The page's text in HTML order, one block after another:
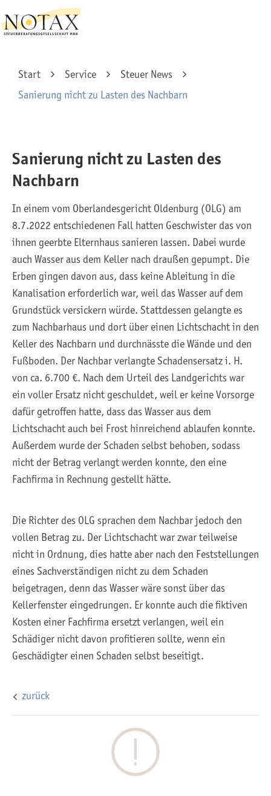
Start Service
Steuer News
Sanierung nicht zu Lasten des Nachbarn
Sanierung nicht zu Lasten des
Nachbarn
In einem vom Oberlandesgericht Oldenburg (OLG) am
8.7.2022 entschiedenen Fall hatten Geschwister das von
ihnen geerbte Elternhaus sanieren lassen. Dabei wurde
auch Wasser aus dem Keller nach draußen gepumpt. Die
Erben gingen davon aus, dass keine Ableitung in die
Kanalisation erforderlich war, weil das Wasser auf dem
Grundstück versickern würde. Stattdessen gelangte es
zum Nachbarhaus und dort über einen Lichtschacht in den
Keller des Nachbarn und durchnässte die Wände und den
Fußboden. Der Nachbar verlangte Schadensersatz i. H.
von ca. 6.700 €. Nach dem Urteil des Landgerichts war
ein voller Ersatz nicht geschuldet, weil er keine Vorsorge
dafür getroffen hatte, dass das Wasser aus dem
Lichtschacht auch bei Frost hinreichend ablaufen konnte.
Außerdem wurde der Schaden selbst behoben, sodass
nicht der Betrag verlangt werden konnte, den eine
Fachfirma in Rechnung gestellt hätte.
Die Richter des OLG sprachen dem Nachbar jedoch den
vollen Betrag zu. Der Lichtschacht war zwar teilweise
nicht in Ordnung, dies hatte aber nach den Feststellungen
eines Sachverständigen nicht zu dem Schaden
beigetragen, denn das Wasser wäre sonst über das
Kellerfenster eingedrungen. Er konnte auch die fiktiven
Kosten einer Fachfirma ersetzt verlangen, weil ein
Schädiger nicht davon profitieren sollte, wenn ein
Geschädigter einen Schaden selbst beseitigt.
zurück